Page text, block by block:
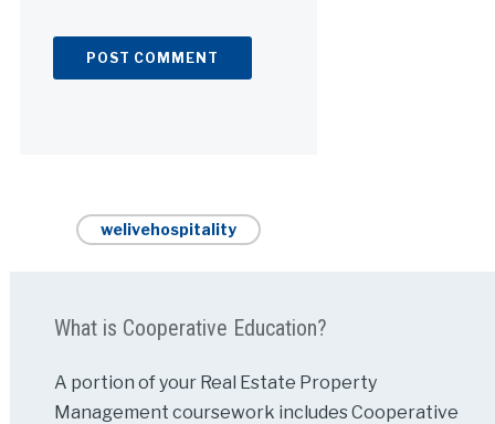
welivehospitality
What is Cooperative Education?
A portion of your Real Estate Property
Management coursework includes Cooperative